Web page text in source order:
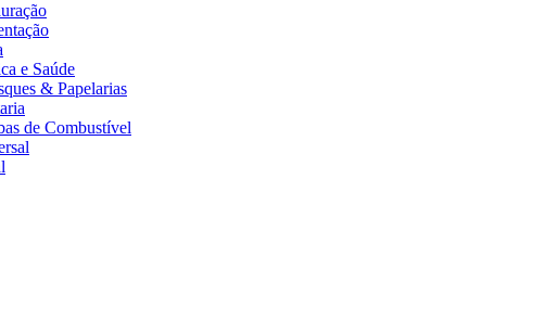
e Saúde
& Papelarias
de Combustível